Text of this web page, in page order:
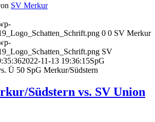
SV Merkur
0 0 SV Merkur
SV
2022-11-13 19:36:15SpG
Ü 50 SpG Merkur/Südstern
Südstern vs. SV Union